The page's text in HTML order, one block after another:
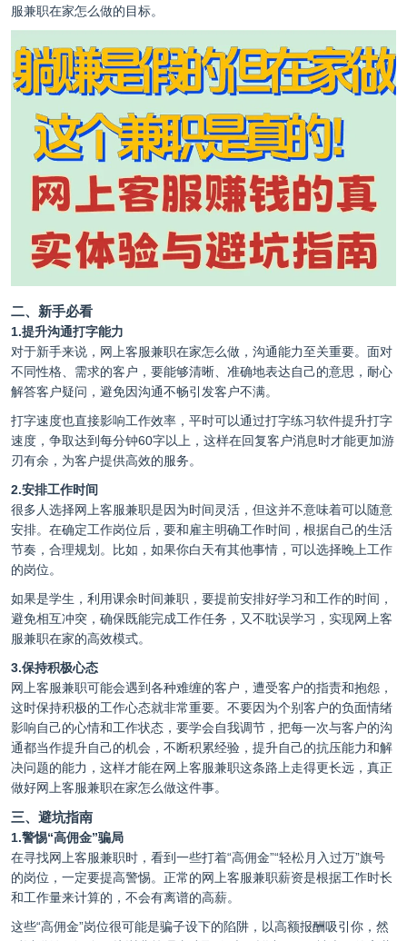
服兼职在家怎么做的目标。
二、新手必看
1.提升沟通打字能力
对于新手来说，网上客服兼职在家怎么做，沟通能力至关重要。面对
不同性格、需求的客户，要能够清晰、准确地表达自己的意思，耐心
解答客户疑问，避免因沟通不畅引发客户不满。
打字速度也直接影响工作效率，平时可以通过打字练习软件提升打字
速度，争取达到每分钟60字以上，这样在回复客户消息时才能更加游
刃有余，为客户提供高效的服务。
2.安排工作时间
很多人选择网上客服兼职是因为时间灵活，但这并不意味着可以随意
安排。在确定工作岗位后，要和雇主明确工作时间，根据自己的生活
节奏，合理规划。比如，如果你白天有其他事情，可以选择晚上工作
的岗位。
如果是学生，利用课余时间兼职，要提前安排好学习和工作的时间，
避免相互冲突，确保既能完成工作任务，又不耽误学习，实现网上客
服兼职在家的高效模式。
3.保持积极心态
网上客服兼职可能会遇到各种难缠的客户，遭受客户的指责和抱怨，
这时保持积极的工作心态就非常重要。不要因为个别客户的负面情绪
影响自己的心情和工作状态，要学会自我调节，把每一次与客户的沟
通都当作提升自己的机会，不断积累经验，提升自己的抗压能力和解
决问题的能力，这样才能在网上客服兼职这条路上走得更长远，真正
做好网上客服兼职在家怎么做这件事。
三、避坑指南
1.警惕“高佣金”骗局
在寻找网上客服兼职时，看到一些打着“高佣金”“轻松月入过万”旗号
的岗位，一定要提高警惕。正常的网上客服兼职薪资是根据工作时长
和工作量来计算的，不会有离谱的高薪。
这些“高佣金”岗位很可能是骗子设下的陷阱，以高额报酬吸引你，然